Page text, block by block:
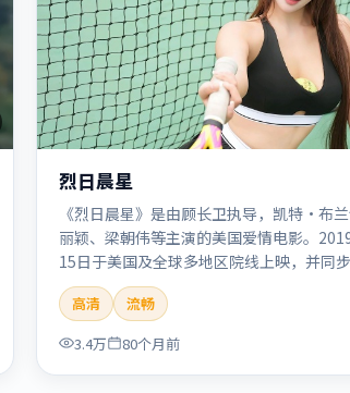
烈日晨星
《烈日晨星》是由顾长卫执导，凯特·布
丽颖、梁朝伟等主演的美国爱情电影。
15日于美国及全球多地区院线上映，并同
正版流媒体在线观看。剧情与看点：情感细
人物关系真实可信，适合喜欢温情叙事的观
适合检索「烈日晨星」「顾长卫」「爱情」
「2019」「2019-12-15上映」等关键词的
简介与主创信息。
高清
流畅
3.4万
80个月前